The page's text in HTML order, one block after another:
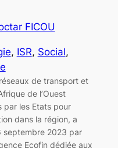
FICOU
, ISR, Social
de transport et
de l’Ouest
par les Etats pour
dans la région, a
septembre 2023 par
Ecofin dédiée aux